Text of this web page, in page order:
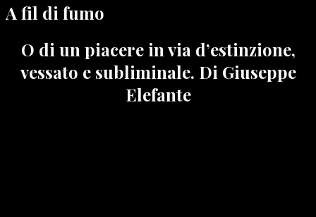
A fil di fumo
O di un piacere in via d’estinzione,
vessato e subliminale. Di Giuseppe
Elefante